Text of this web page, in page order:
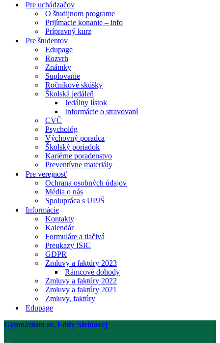
Pre uchádzačov
O študijnom programe
Prijímacie konanie – info
Prípravný kurz
Pre študentov
Edupage
Rozvrh
Známky
Suplovanie
Ročníkové skúšky
Školská jedáleň
Jedálny lístok
Informácie o stravovaní
CVČ
Psychológ
Výchovný poradca
Školský poriadok
Kariérne poradenstvo
Preventívne materiály
Pre verejnosť
Ochrana osobných údajov
Média o nás
Spolupráca s UPJŠ
Informácie
Kontakty
Kalendár
Formuláre a tlačivá
Preukazy ISIC
GDPR
Zmluvy a faktúry 2023
Rámcové dohody
Zmluvy a faktúry 2022
Zmluvy a faktúry 2021
Zmluvy, faktúry
Edupage
Gymnázium sv. Edity Steinovej